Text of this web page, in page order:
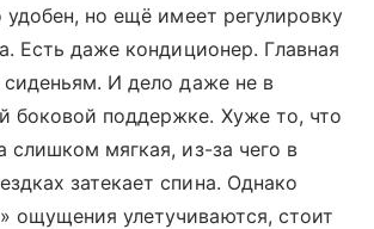
удобен, но ещё имеет регулировку
Есть даже кондиционер. Главная
И дело даже не в
боковой поддержке. Хуже то, что
слишком мягкая, из-за чего в
затекает спина. Однако
ощущения улетучиваются, стоит